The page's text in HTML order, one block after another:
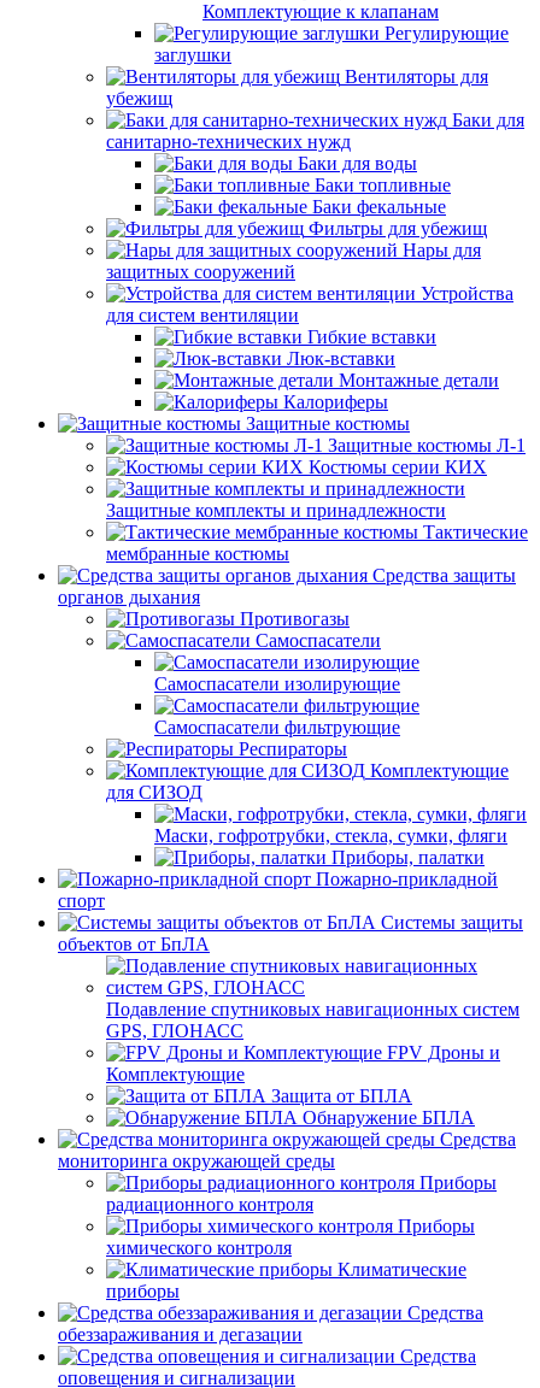
Комплектующие к клапанам
Регулирующие
заглушки
Вентиляторы для
убежищ
Баки для
санитарно-технических нужд
Баки для воды
Баки топливные
Баки фекальные
Фильтры для убежищ
Нары для
защитных сооружений
Устройства
для систем вентиляции
Гибкие вставки
Люк-вставки
Монтажные детали
Калориферы
Защитные костюмы
Защитные костюмы Л-1
Костюмы серии КИХ
Защитные комплекты и принадлежности
Тактические
мембранные костюмы
Средства защиты
органов дыхания
Противогазы
Самоспасатели
Самоспасатели изолирующие
Самоспасатели фильтрующие
Респираторы
Комплектующие
для СИЗОД
Маски, гофротрубки, стекла, сумки, фляги
Приборы, палатки
Пожарно-прикладной
спорт
Системы защиты
объектов от БпЛА
Подавление спутниковых навигационных систем
GPS, ГЛОНАСС
FPV Дроны и
Комплектующие
Защита от БПЛА
Обнаружение БПЛА
Средства
мониторинга окружающей среды
Приборы
радиационного контроля
Приборы
химического контроля
Климатические
приборы
Средства
обеззараживания и дегазации
Средства
оповещения и сигнализации